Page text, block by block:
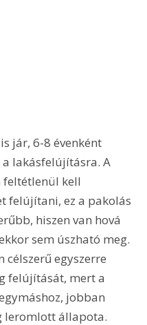
jár, 6-8 évenként
lakásfelújításra. A
feltétlenül kell
felújítani, ez a pakolás
hiszen van hová
sem úszható meg.
célszerű egyszerre
felújítását, mert a
jobban
leromlott állapota.